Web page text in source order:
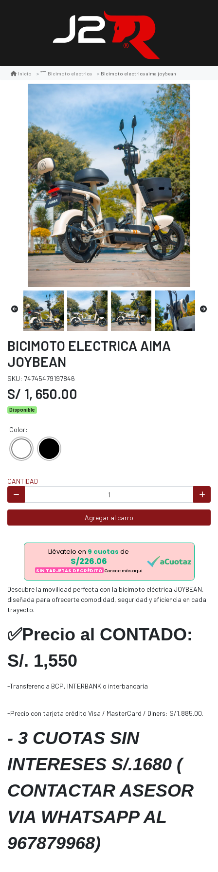
Inicio Bicimoto electrica Bicimoto electrica aima joybean
BICIMOTO ELECTRICA AIMA
JOYBEAN
SKU: 74745479197846
S/ 1, 650.00
Disponible
Color:
CANTIDAD
Agregar al carro
Llévatelo en 9 cuotas de
S/226.06
SIN TARJETAS DE CRÉDITO Conoce más aqui
Descubre la movilidad perfecta con la bicimoto eléctrica JOYBEAN,
diseñada para ofrecerte comodidad, seguridad y eficiencia en cada
trayecto.
✅Precio al CONTADO:
S/. 1,550
-Transferencia BCP, INTERBANK o interbancaria
-Precio con tarjeta crédito Visa / MasterCard / Diners: S/1,885.00.
- 3 CUOTAS SIN
INTERESES S/.1680 (
CONTACTAR ASESOR
VIA WHATSAPP AL
967879968)